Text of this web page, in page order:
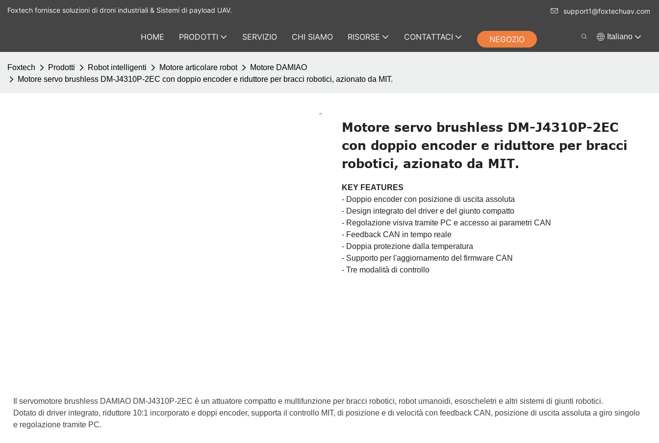
Foxtech fornisce soluzioni di droni industriali & Sistemi di payload UAV. support1@foxtechuav.com
HOME PRODOTTI SERVIZIO CHI SIAMO RISORSE CONTATTACI NEGOZIO Italiano
Foxtech Prodotti Robot intelligenti Motore articolare robot
Motore DAMIAO
Motore servo brushless DM-J4310P-2EC con doppio encoder e riduttore per bracci robotici, azionato da MIT.
Motore servo brushless DM-J4310P-2EC
con doppio encoder e riduttore per bracci
robotici, azionato da MIT.
KEY FEATURES
- Doppio encoder con posizione di uscita assoluta
- Design integrato del driver e del giunto compatto
- Regolazione visiva tramite PC e accesso ai parametri CAN
- Feedback CAN in tempo reale
- Doppia protezione dalla temperatura
- Supporto per l'aggiornamento del firmware CAN
- Tre modalità di controllo
Il servomotore brushless DAMIAO DM-J4310P-2EC è un attuatore compatto e multifunzione per bracci robotici, robot umanoidi, esoscheletri e altri sistemi di giunti robotici.
Dotato di driver integrato, riduttore 10:1 incorporato e doppi encoder, supporta il controllo MIT, di posizione e di velocità con feedback CAN, posizione di uscita assoluta a giro singolo
e regolazione tramite PC.